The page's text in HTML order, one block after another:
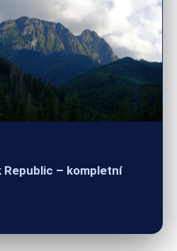
Republic – kompletní